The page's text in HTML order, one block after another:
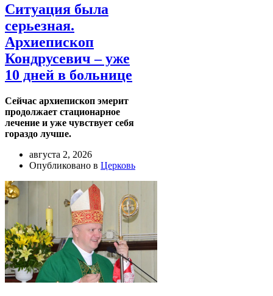
Ситуация была
серьезная.
Архиепископ
Кондрусевич – уже
10 дней в больнице
Сейчас архиепископ эмерит
продолжает стационарное
лечение и уже чувствует себя
гораздо лучше.
августа 2, 2026
Опубликовано в Церковь